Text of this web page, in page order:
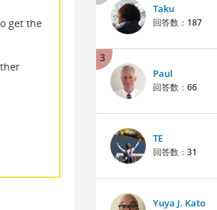
get the
Taku
回答数： 187
3
Paul
回答数： 66
TE
回答数： 31
Yuya J. Kato